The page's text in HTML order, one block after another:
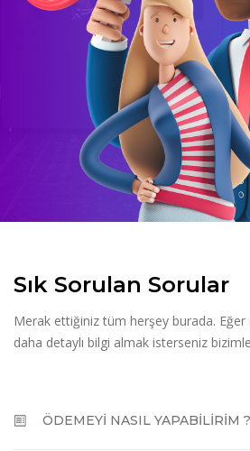
Sık Sorulan Sorular
Merak ettiğiniz tüm herşey burada. Eğer
daha detaylı bilgi almak isterseniz
ÖDEMEYİ NASIL YAPABİLİRİM ?